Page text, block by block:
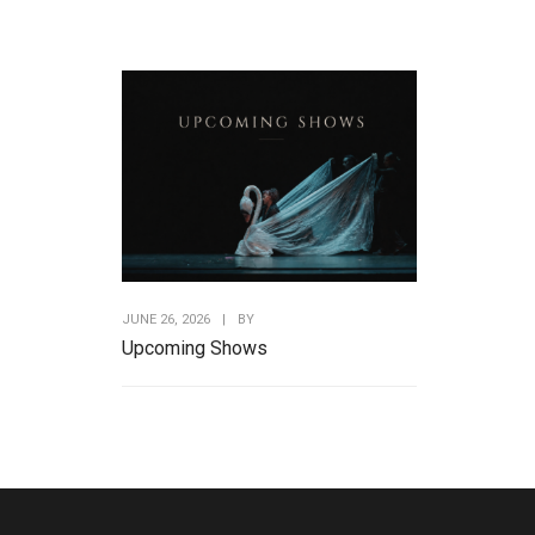
JUNE 26, 2026 | BY
Upcoming Shows